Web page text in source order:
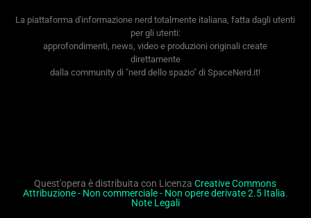
La piattaforma d'informazione nerd totalmente italiana, fatta dagli utenti
per gli utenti:
approfondimenti, news, video e produzioni originali create
direttamente
dalla community di "nerd dello spazio" di SpaceNerd.it!
Quest'opera è distribuita con LicenzaCreative Commons
Attribuzione - Non commerciale - Non opere derivate 2.5 Italia.
Note Legali